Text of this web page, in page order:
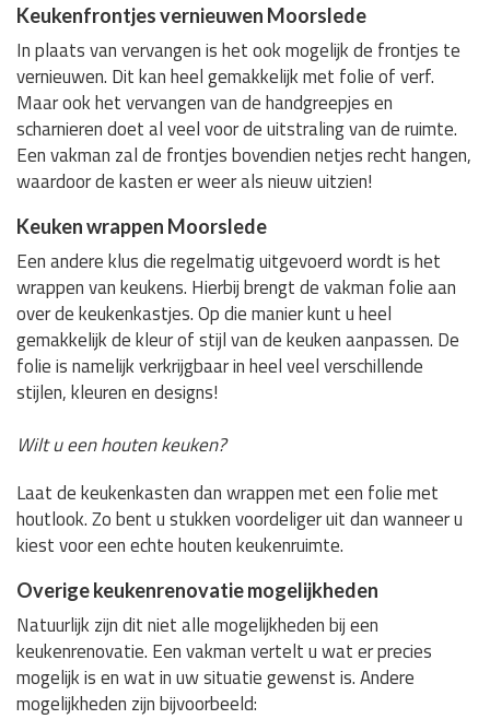
Keukenfrontjes vernieuwen Moorslede
In plaats van vervangen is het ook mogelijk de frontjes te
vernieuwen. Dit kan heel gemakkelijk met folie of verf.
Maar ook het vervangen van de handgreepjes en
scharnieren doet al veel voor de uitstraling van de ruimte.
Een vakman zal de frontjes bovendien netjes recht hangen,
waardoor de kasten er weer als nieuw uitzien!
Keuken wrappen Moorslede
Een andere klus die regelmatig uitgevoerd wordt is het
wrappen van keukens. Hierbij brengt de vakman folie aan
over de keukenkastjes. Op die manier kunt u heel
gemakkelijk de kleur of stijl van de keuken aanpassen. De
folie is namelijk verkrijgbaar in heel veel verschillende
stijlen, kleuren en designs!
Wilt u een houten keuken?
Laat de keukenkasten dan wrappen met een folie met
houtlook. Zo bent u stukken voordeliger uit dan wanneer u
kiest voor een echte houten keukenruimte.
Overige keukenrenovatie mogelijkheden
Natuurlijk zijn dit niet alle mogelijkheden bij een
keukenrenovatie. Een vakman vertelt u wat er precies
mogelijk is en wat in uw situatie gewenst is. Andere
mogelijkheden zijn bijvoorbeeld: